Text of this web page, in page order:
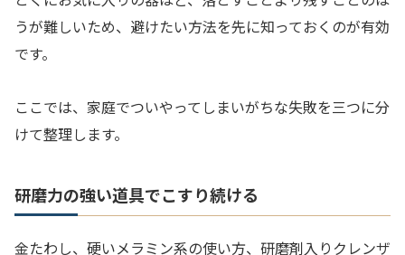
うが難しいため、避けたい方法を先に知っておくのが有効
です。
ここでは、家庭でついやってしまいがちな失敗を三つに分
けて整理します。
研磨力の強い道具でこすり続ける
金たわし、硬いメラミン系の使い方、研磨剤入りクレンザ